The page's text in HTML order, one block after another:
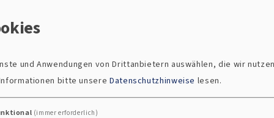
Erstellung und den Versand der Einladungen und
Unterausschüsse des
Strukturausschuss.
und Anwendungen von Drittanbietern auswählen, die wir
bitte unsere Datenschutzhinweise lesen.
(immer erforderlich)